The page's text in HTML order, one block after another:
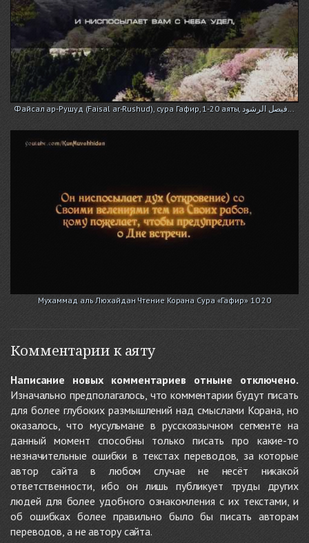
Файсал ар-Рушуд (Faisal ar-Rushud), сура Гафир, 1-20 аяты, فيصل الرشود...
Мухаммад аль Люхайдан Чтение Корана Сура «Гафир» 10 20
Комментарии к аяту
Написание новых комментариев отныне отключено.
Изначально предполагалось, что комментарии будут писать
для более глубоких размышлений над смыслами Корана, но
оказалось, что мусульмане в русскоязычном сегменте на
данный момент способны только писать про какие-то
незначительные ошибки в текстах переводов, за которые
автор сайта в любом случае не несёт никакой
ответственности, ибо он лишь публикует труды других
людей для более удобного ознакомления с их текстами, и
об ошибках более правильно было бы писать авторам
переводов, а не автору сайта.